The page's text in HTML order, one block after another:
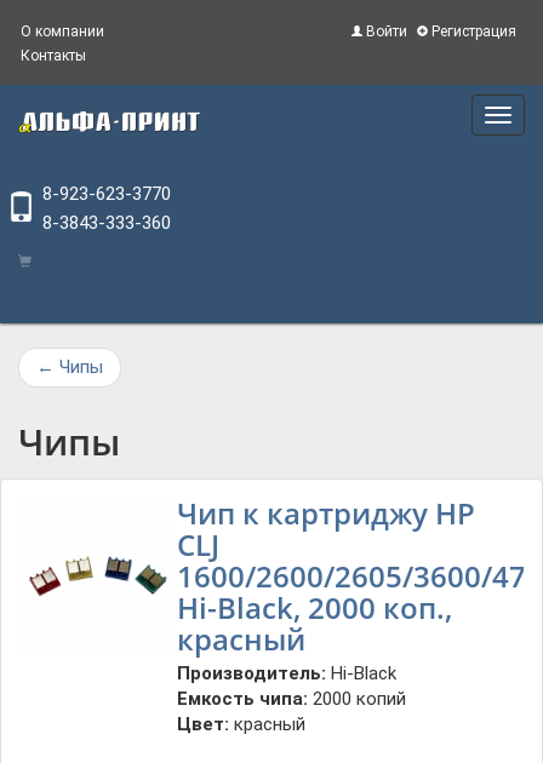
Войти Регистрация
О компании
Контакты
Main
Menu
8-923-623-3770
8-3843-333-360
← Чипы
Чипы
Чип к картриджу HP
CLJ
1600/2600/2605/3600/
Hi-Black, 2000 коп.,
красный
Производитель: Hi-Black
Емкость чипа: 2000 копий
Цвет: красный